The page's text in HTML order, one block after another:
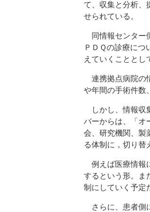
て、収集と分析、
せられている。
同情報センター
ＰＤＱの診療に
えていくこととし
連携拠点病院の
や年間の手術件数
しかし、情報収
バーからは、「オ
会、研究機関、製
る体制に，切り替
例えば医療情報
するという形。ま
制にしていく予定
さらに、患者側